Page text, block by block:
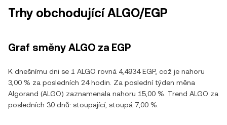
Trhy obchodující ALGO/EGP
Graf směny ALGO za EGP
K dnešnímu dni se 1 ALGO rovná 4,4934 EGP, což je nahoru
3,00 % za posledních 24 hodin. Za poslední týden měna
Algorand (ALGO) zaznamenala nahoru 15,00 %. Trend ALGO za
posledních 30 dnů: stoupající, stoupá 7,00 %.